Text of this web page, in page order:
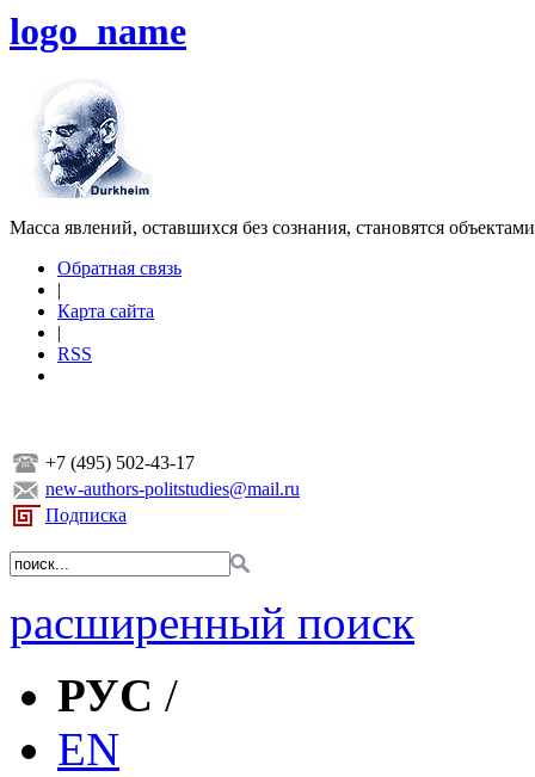
logo_name
Масса явлений, оставшихся без сознания, становятся
Обратная связь
|
Карта сайта
|
RSS
+7 (495) 502-43-17
new-authors-politstudies@mail.ru
Подписка
расширенный поиск
РУС /
EN